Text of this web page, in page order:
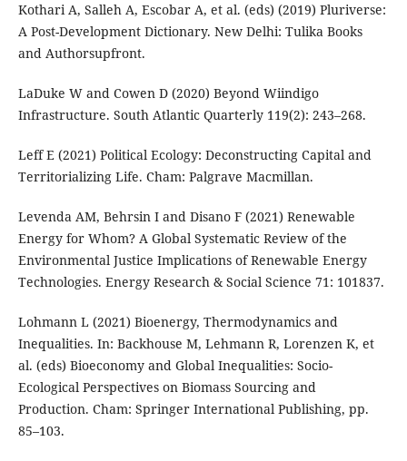
Kothari A, Salleh A, Escobar A, et al. (eds) (2019) Pluriverse:
A Post-Development Dictionary. New Delhi: Tulika Books
and Authorsupfront.
LaDuke W and Cowen D (2020) Beyond Wiindigo
Infrastructure. South Atlantic Quarterly 119(2): 243–268.
Leff E (2021) Political Ecology: Deconstructing Capital and
Territorializing Life. Cham: Palgrave Macmillan.
Levenda AM, Behrsin I and Disano F (2021) Renewable
Energy for Whom? A Global Systematic Review of the
Environmental Justice Implications of Renewable Energy
Technologies. Energy Research & Social Science 71: 101837.
Lohmann L (2021) Bioenergy, Thermodynamics and
Inequalities. In: Backhouse M, Lehmann R, Lorenzen K, et
al. (eds) Bioeconomy and Global Inequalities: Socio-
Ecological Perspectives on Biomass Sourcing and
Production. Cham: Springer International Publishing, pp.
85–103.